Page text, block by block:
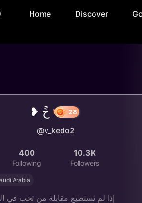
Home Discover
❥ خًً
@v_kedo2
400
Following
10.3K
Followers
Arabia
إذا لم تستطيع مقابلة من تحب في